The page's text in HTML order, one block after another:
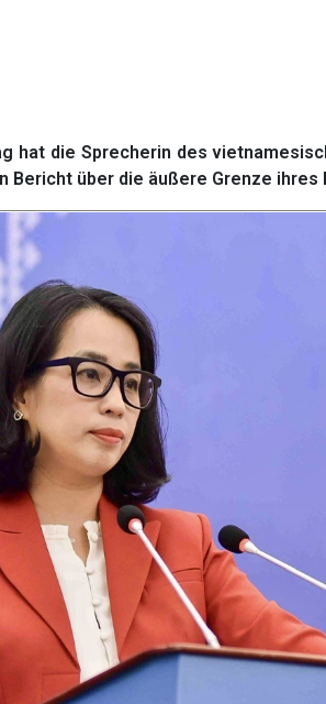
hat die Sprecherin des
Bericht über die äußere Grenze